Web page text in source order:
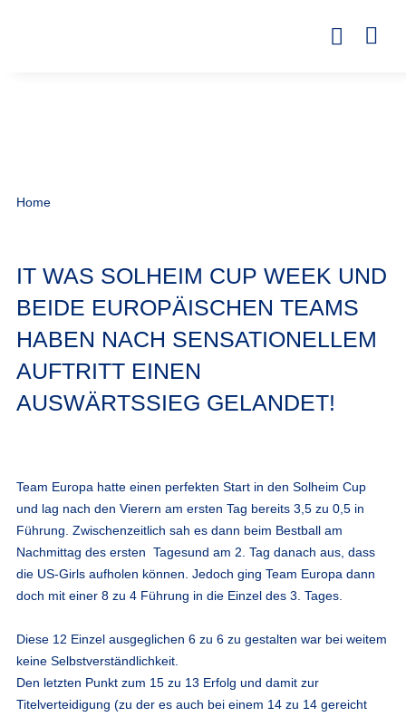
Home
IT WAS SOLHEIM CUP WEEK UND
BEIDE EUROPÄISCHEN TEAMS
HABEN NACH SENSATIONELLEM
AUFTRITT EINEN
AUSWÄRTSSIEG GELANDET!
Team Europa hatte einen perfekten Start in den Solheim Cup
und lag nach den Vierern am ersten Tag bereits 3,5 zu 0,5 in
Führung. Zwischenzeitlich sah es dann beim Bestball am
Nachmittag des ersten Tagesund am 2. Tag danach aus, dass
die US-Girls aufholen können. Jedoch ging Team Europa dann
doch mit einer 8 zu 4 Führung in die Einzel des 3. Tages.
Diese 12 Einzel ausgeglichen 6 zu 6 zu gestalten war bei weitem
keine Selbstverständlichkeit.
Den letzten Punkt zum 15 zu 13 Erfolg und damit zur
Titelverteidigung (zu der es auch bei einem 14 zu 14 gereicht